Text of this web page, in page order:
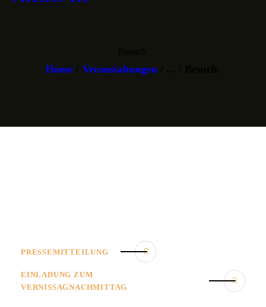
Home Veranstaltungen
PRESSEMITTEILUNG
EINLADUNG ZUM
VERNISSAGNACHMITTAG